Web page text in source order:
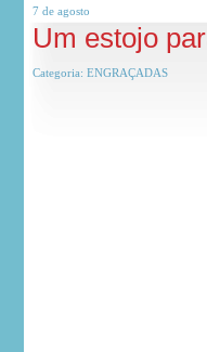
7 de agosto
Um estojo
Categoria: ENGRAÇADAS